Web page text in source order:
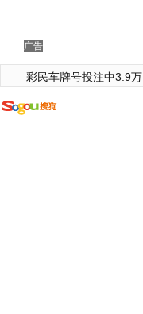
广告
彩民车牌号投注中3.9万